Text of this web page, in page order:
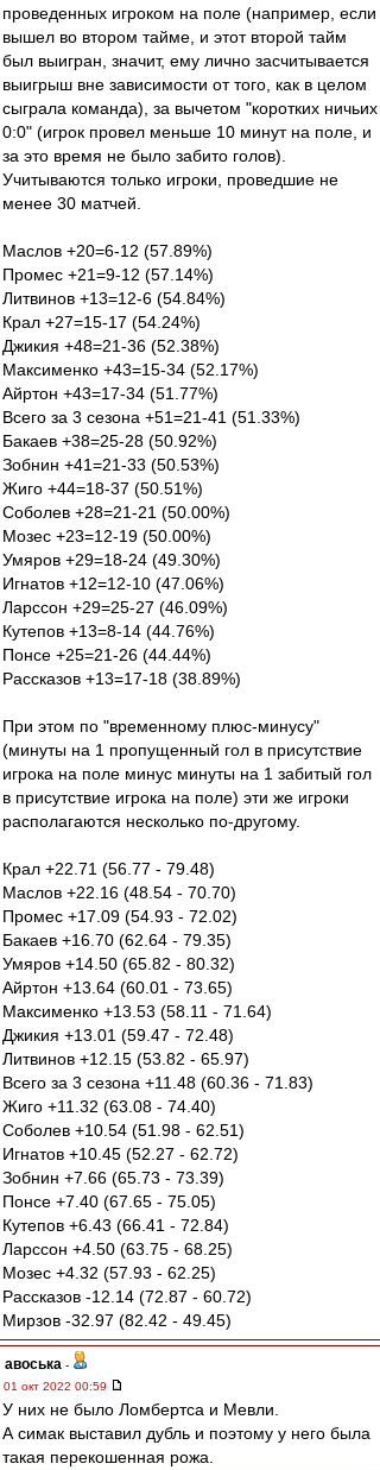
проведенных игроком на поле (например, если
вышел во втором тайме, и этот второй тайм
был выигран, значит, ему лично засчитывается
выигрыш вне зависимости от того, как в целом
сыграла команда), за вычетом "коротких ничьих
0:0" (игрок провел меньше 10 минут на поле, и
за это время не было забито голов).
Учитываются только игроки, проведшие не
менее 30 матчей.
Маслов +20=6-12 (57.89%)
Промес +21=9-12 (57.14%)
Литвинов +13=12-6 (54.84%)
Крал +27=15-17 (54.24%)
Джикия +48=21-36 (52.38%)
Максименко +43=15-34 (52.17%)
Айртон +43=17-34 (51.77%)
Всего за 3 сезона +51=21-41 (51.33%)
Бакаев +38=25-28 (50.92%)
Зобнин +41=21-33 (50.53%)
Жиго +44=18-37 (50.51%)
Соболев +28=21-21 (50.00%)
Мозес +23=12-19 (50.00%)
Умяров +29=18-24 (49.30%)
Игнатов +12=12-10 (47.06%)
Ларссон +29=25-27 (46.09%)
Кутепов +13=8-14 (44.76%)
Понсе +25=21-26 (44.44%)
Рассказов +13=17-18 (38.89%)
При этом по "временному плюс-минусу"
(минуты на 1 пропущенный гол в присутствие
игрока на поле минус минуты на 1 забитый гол
в присутствие игрока на поле) эти же игроки
располагаются несколько по-другому.
Крал +22.71 (56.77 - 79.48)
Маслов +22.16 (48.54 - 70.70)
Промес +17.09 (54.93 - 72.02)
Бакаев +16.70 (62.64 - 79.35)
Умяров +14.50 (65.82 - 80.32)
Айртон +13.64 (60.01 - 73.65)
Максименко +13.53 (58.11 - 71.64)
Джикия +13.01 (59.47 - 72.48)
Литвинов +12.15 (53.82 - 65.97)
Всего за 3 сезона +11.48 (60.36 - 71.83)
Жиго +11.32 (63.08 - 74.40)
Соболев +10.54 (51.98 - 62.51)
Игнатов +10.45 (52.27 - 62.72)
Зобнин +7.66 (65.73 - 73.39)
Понсе +7.40 (67.65 - 75.05)
Кутепов +6.43 (66.41 - 72.84)
Ларссон +4.50 (63.75 - 68.25)
Мозес +4.32 (57.93 - 62.25)
Рассказов -12.14 (72.87 - 60.72)
Мирзов -32.97 (82.42 - 49.45)
авоська -
01 окт 2022 00:59
У них не было Ломбертса и Мевли.
А симак выставил дубль и поэтому у него была
такая перекошенная рожа.